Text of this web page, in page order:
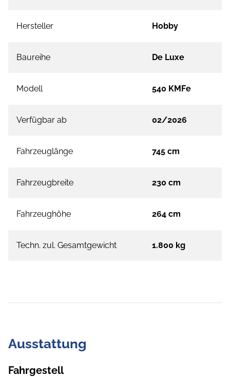
Hersteller Hobby
Baureihe De Luxe
Modell 540 KMFe
Verfügbar ab 02/2026
Fahrzeuglänge 745 cm
Fahrzeugbreite 230 cm
Fahrzeughöhe 264 cm
Techn. zul. Gesamtgewicht 1.800 kg
Ausstattung
Fahrgestell